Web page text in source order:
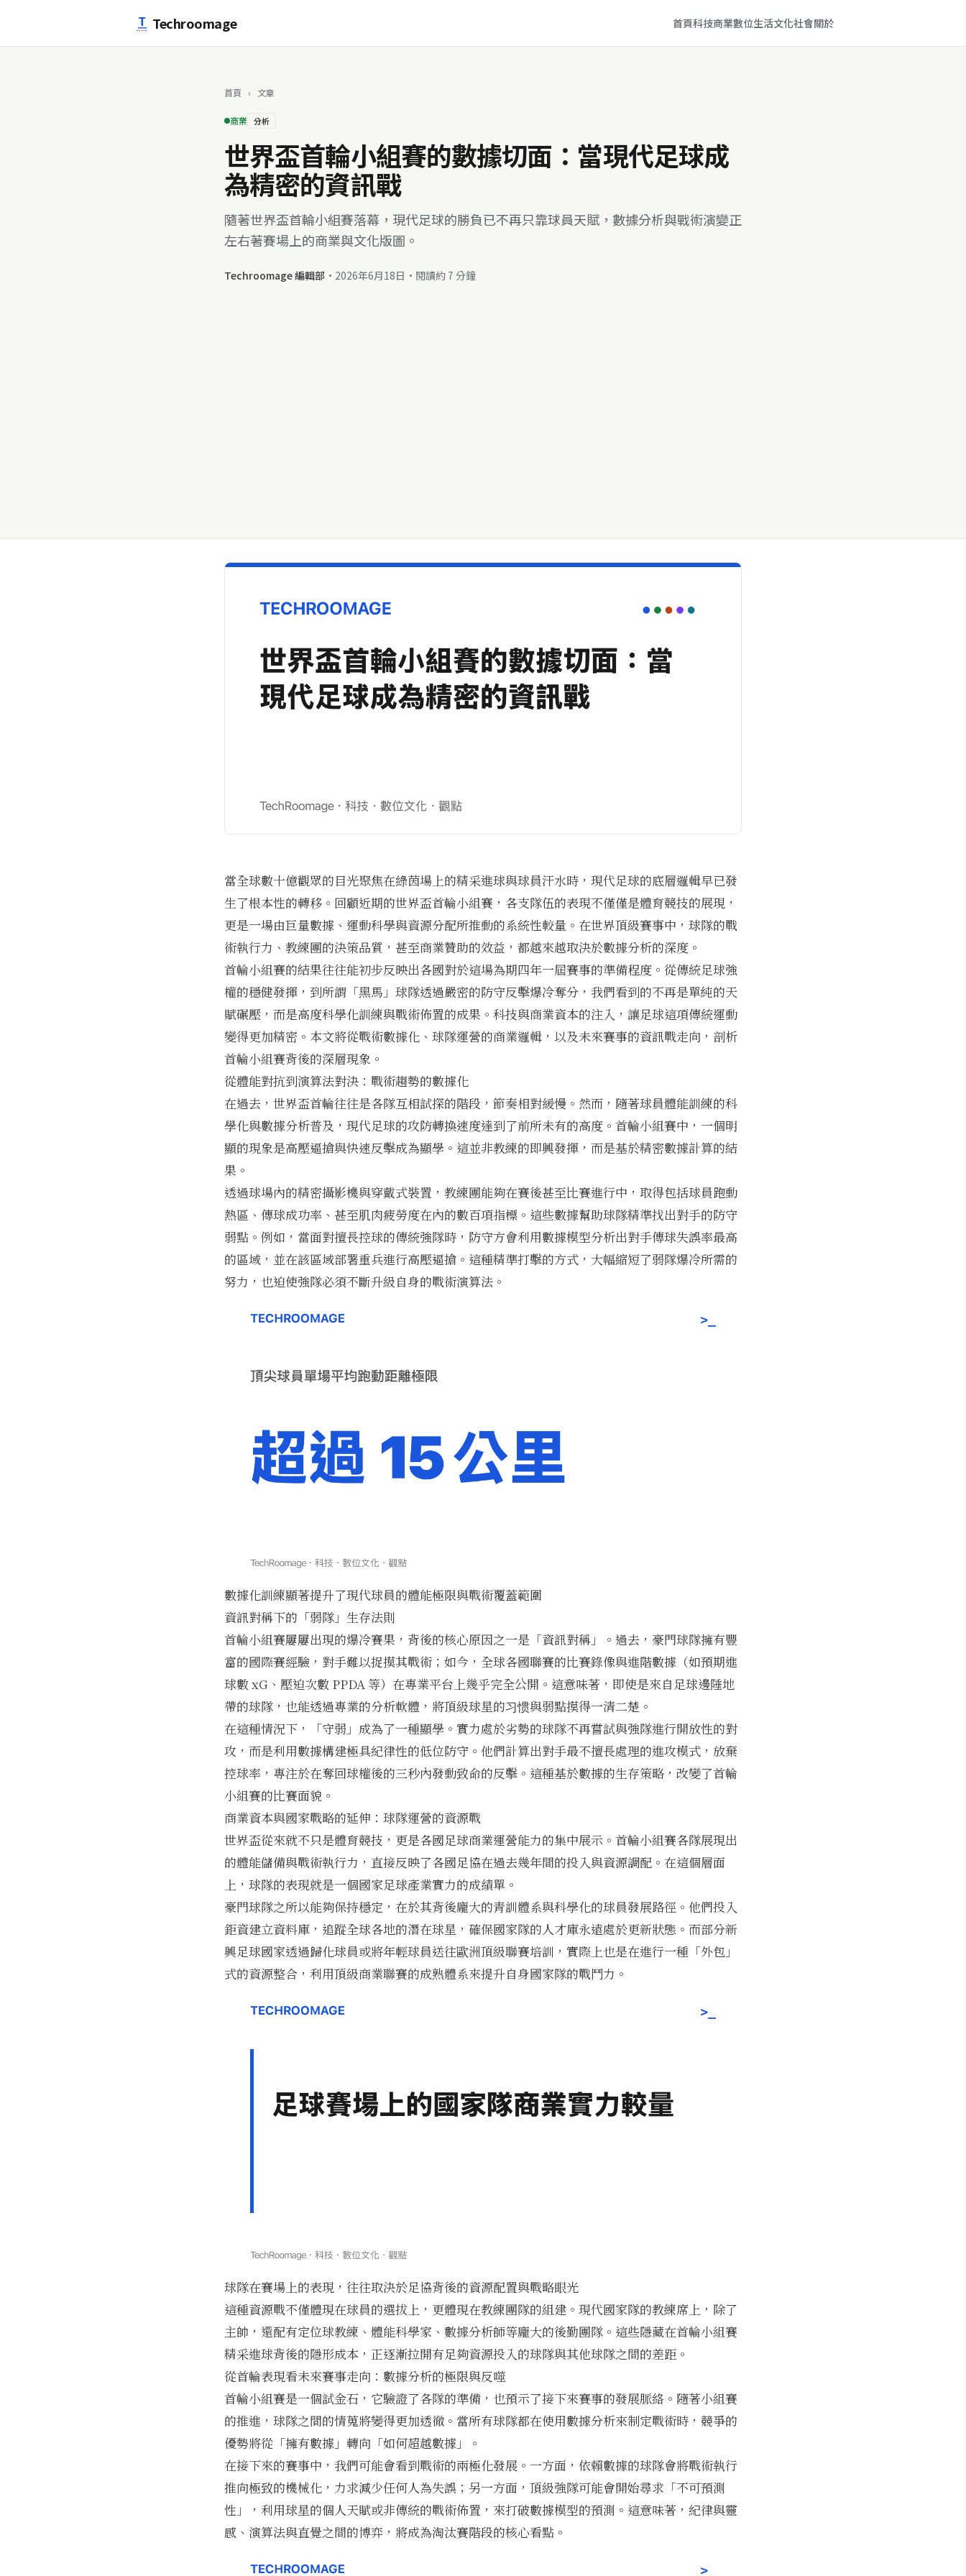
Techroomage 首頁科技商業數位生活文化社會關於
首頁 › 文章
商業 分析
世界盃首輪小組賽的數據切面：當現代足球成
為精密的資訊戰
隨著世界盃首輪小組賽落幕，現代足球的勝負已不再只靠球員天賦，數據分析與戰術演變正
左右著賽場上的商業與文化版圖。
Techroomage 編輯部 · 2026年6月18日 · 閱讀約 7 分鐘
當全球數十億觀眾的目光聚焦在綠茵場上的精采進球與球員汗水時，現代足球的底層邏輯早已發
生了根本性的轉移。回顧近期的世界盃首輪小組賽，各支隊伍的表現不僅僅是體育競技的展現，
更是一場由巨量數據、運動科學與資源分配所推動的系統性較量。在世界頂級賽事中，球隊的戰
術執行力、教練團的決策品質，甚至商業贊助的效益，都越來越取決於數據分析的深度。
首輪小組賽的結果往往能初步反映出各國對於這場為期四年一屆賽事的準備程度。從傳統足球強
權的穩健發揮，到所謂「黑馬」球隊透過嚴密的防守反擊爆冷奪分，我們看到的不再是單純的天
賦碾壓，而是高度科學化訓練與戰術佈置的成果。科技與商業資本的注入，讓足球這項傳統運動
變得更加精密。本文將從戰術數據化、球隊運營的商業邏輯，以及未來賽事的資訊戰走向，剖析
首輪小組賽背後的深層現象。
從體能對抗到演算法對決：戰術趨勢的數據化
在過去，世界盃首輪往往是各隊互相試探的階段，節奏相對緩慢。然而，隨著球員體能訓練的科
學化與數據分析普及，現代足球的攻防轉換速度達到了前所未有的高度。首輪小組賽中，一個明
顯的現象是高壓逼搶與快速反擊成為顯學。這並非教練的即興發揮，而是基於精密數據計算的結
果。
透過球場內的精密攝影機與穿戴式裝置，教練團能夠在賽後甚至比賽進行中，取得包括球員跑動
熱區、傳球成功率、甚至肌肉疲勞度在內的數百項指標。這些數據幫助球隊精準找出對手的防守
弱點。例如，當面對擅長控球的傳統強隊時，防守方會利用數據模型分析出對手傳球失誤率最高
的區域，並在該區域部署重兵進行高壓逼搶。這種精準打擊的方式，大幅縮短了弱隊爆冷所需的
努力，也迫使強隊必須不斷升級自身的戰術演算法。
數據化訓練顯著提升了現代球員的體能極限與戰術覆蓋範圍
資訊對稱下的「弱隊」生存法則
首輪小組賽屢屢出現的爆冷賽果，背後的核心原因之一是「資訊對稱」。過去，豪門球隊擁有豐
富的國際賽經驗，對手難以捉摸其戰術；如今，全球各國聯賽的比賽錄像與進階數據（如預期進
球數 xG、壓迫次數 PPDA 等）在專業平台上幾乎完全公開。這意味著，即使是來自足球邊陲地
帶的球隊，也能透過專業的分析軟體，將頂級球星的习惯與弱點摸得一清二楚。
在這種情況下，「守弱」成為了一種顯學。實力處於劣勢的球隊不再嘗試與強隊進行開放性的對
攻，而是利用數據構建極具紀律性的低位防守。他們計算出對手最不擅長處理的進攻模式，放棄
控球率，專注於在奪回球權後的三秒內發動致命的反擊。這種基於數據的生存策略，改變了首輪
小組賽的比賽面貌。
商業資本與國家戰略的延伸：球隊運營的資源戰
世界盃從來就不只是體育競技，更是各國足球商業運營能力的集中展示。首輪小組賽各隊展現出
的體能儲備與戰術執行力，直接反映了各國足協在過去幾年間的投入與資源調配。在這個層面
上，球隊的表現就是一個國家足球產業實力的成績單。
豪門球隊之所以能夠保持穩定，在於其背後龐大的青訓體系與科學化的球員發展路徑。他們投入
鉅資建立資料庫，追蹤全球各地的潛在球星，確保國家隊的人才庫永遠處於更新狀態。而部分新
興足球國家透過歸化球員或將年輕球員送往歐洲頂級聯賽培訓，實際上也是在進行一種「外包」
式的資源整合，利用頂級商業聯賽的成熟體系來提升自身國家隊的戰鬥力。
球隊在賽場上的表現，往往取決於足協背後的資源配置與戰略眼光
這種資源戰不僅體現在球員的選拔上，更體現在教練團隊的組建。現代國家隊的教練席上，除了
主帥，還配有定位球教練、體能科學家、數據分析師等龐大的後勤團隊。這些隱藏在首輪小組賽
精采進球背後的隱形成本，正逐漸拉開有足夠資源投入的球隊與其他球隊之間的差距。
從首輪表現看未來賽事走向：數據分析的極限與反噬
首輪小組賽是一個試金石，它驗證了各隊的準備，也預示了接下來賽事的發展脈絡。隨著小組賽
的推進，球隊之間的情蒐將變得更加透徹。當所有球隊都在使用數據分析來制定戰術時，競爭的
優勢將從「擁有數據」轉向「如何超越數據」。
在接下來的賽事中，我們可能會看到戰術的兩極化發展。一方面，依賴數據的球隊會將戰術執行
推向極致的機械化，力求減少任何人為失誤；另一方面，頂級強隊可能會開始尋求「不可預測
性」，利用球星的個人天賦或非傳統的戰術佈置，來打破數據模型的預測。這意味著，紀律與靈
感、演算法與直覺之間的博弈，將成為淘汰賽階段的核心看點。